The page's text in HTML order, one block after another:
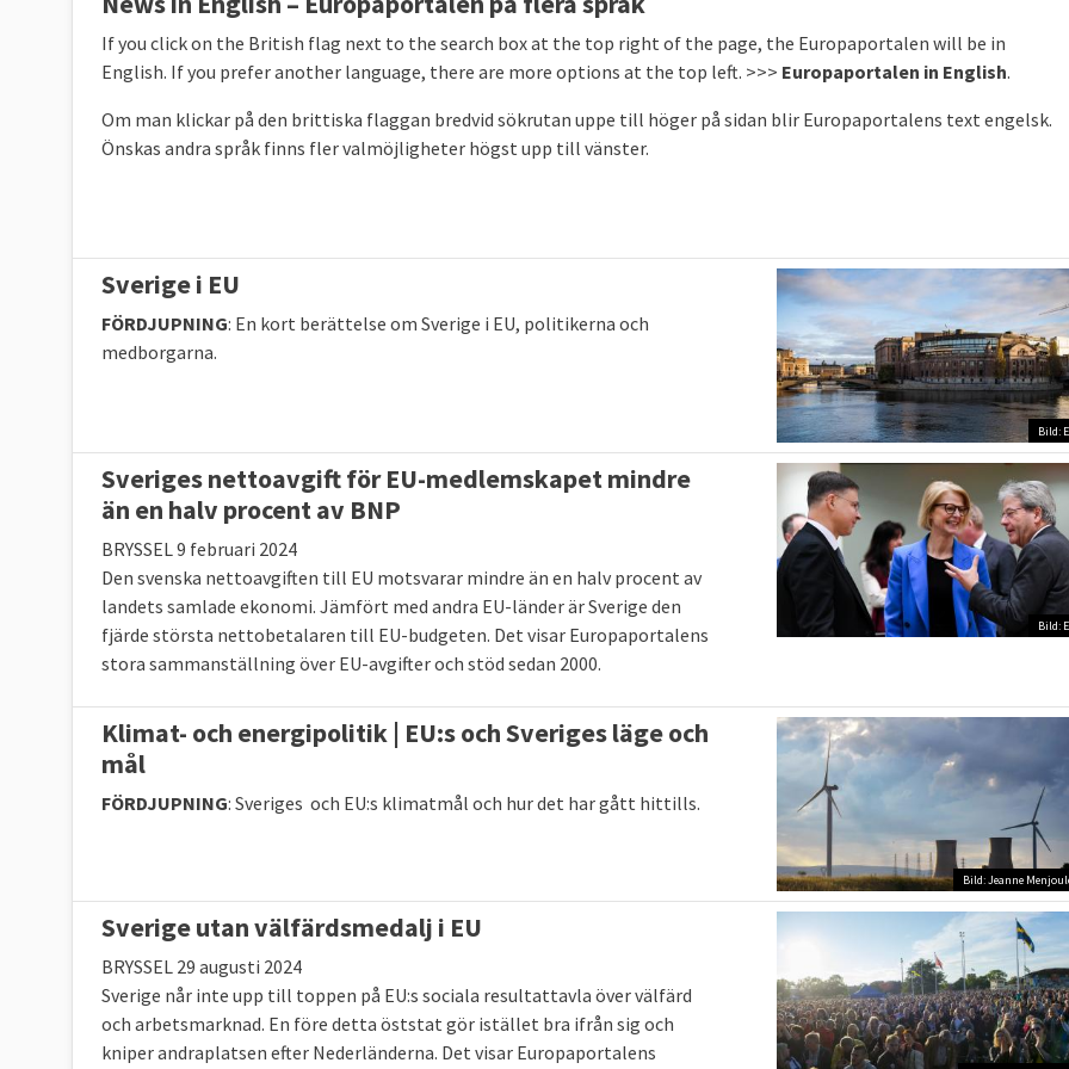
If you click on the British flag next to the search box at the top right of the page, the Europaportalen will be in
English. If you prefer another language, there are more options at the top left. >>> Europaportalen in English.
Om man klickar på den brittiska flaggan bredvid sökrutan uppe till höger på sidan blir Europaportalens text engelsk.
Önskas andra språk finns fler valmöjligheter högst upp till vänster.
Sverige i EU
FÖRDJUPNING: En kort berättelse om Sverige i EU, politikerna och
medborgarna.
Bild:
Sveriges nettoavgift för EU-medlemskapet mindre
än en halv procent av BNP
BRYSSEL 9 februari 2024
Den svenska nettoavgiften till EU motsvarar mindre än en halv procent av
landets samlade ekonomi. Jämfört med andra EU-länder är Sverige den
fjärde största nettobetalaren till EU-budgeten. Det visar Europaportalens
stora sammanställning över EU-avgifter och stöd sedan 2000.
Bild:
Klimat- och energipolitik | EU:s och Sveriges läge och
mål
FÖRDJUPNING: Sveriges och EU:s klimatmål och hur det har gått hittills.
Bild: Jeanne
Sverige utan välfärdsmedalj i EU
BRYSSEL 29 augusti 2024
Sverige når inte upp till toppen på EU:s sociala resultattavla över välfärd
och arbetsmarknad. En före detta öststat gör istället bra ifrån sig och
kniper andraplatsen efter Nederländerna. Det visar Europaportalens